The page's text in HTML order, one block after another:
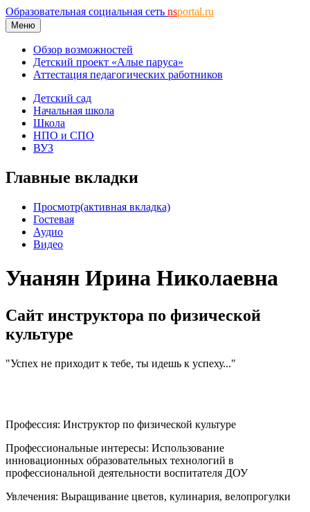
Образовательная социальная сеть nsportal.ru
Меню
Обзор возможностей
Детский проект «Алые паруса»
Аттестация педагогических работников
Детский сад
Начальная школа
Школа
НПО и СПО
ВУЗ
Главные вкладки
Просмотр(активная вкладка)
Гостевая
Аудио
Видео
Унанян Ирина Николаевна
Сайт инструктора по физической
культуре
"Успех не приходит к тебе, ты идешь к успеху..."
Профессия: Инструктор по физической культуре
Профессиональные интересы: Использование
инновационных образовательных технологий в
профессиональной деятельности воспитателя ДОУ
Увлечения: Выращивание цветов, кулинария, велопрогулки